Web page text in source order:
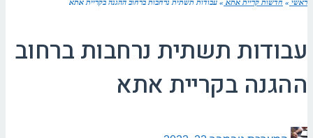
ראשי » חדשות קריית אתא » עבודות תשתית נרחבות ברחוב ההגנה בקריית אתא
עבודות תשתית נרחבות ברחוב
ההגנה בקריית אתא